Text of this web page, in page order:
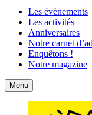
Les évènements
Les activités
Anniversaires
Notre carnet
Enquêtons !
Notre magazine
Accueil
Menu Contact